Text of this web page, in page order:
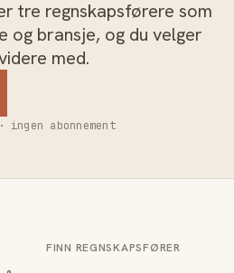
tre regnskapsførere som
og bransje, og du velger
med.
abonnement
FINN REGNSKAPSFØRER